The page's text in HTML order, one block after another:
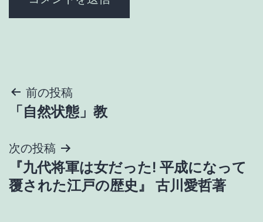
投
稿
ナ
ビ
前の投稿
「自然状態」教
次の投稿
『九代将軍は女だった! 平成になって
覆された江戸の歴史』 古川愛哲著